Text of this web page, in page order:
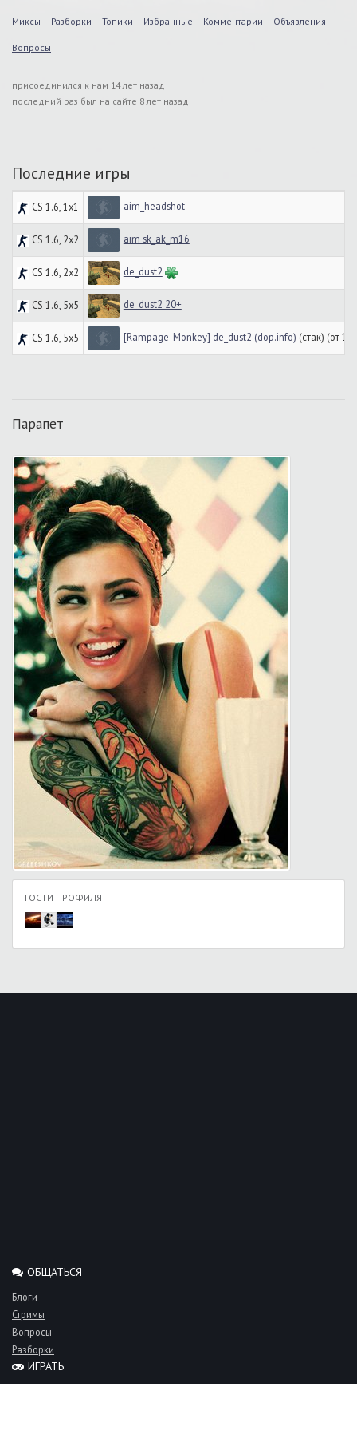
Миксы Разборки Топики Избранные Комментарии Объявления
Вопросы
присоединился к нам 14 лет назад
последний раз был на сайте 8 лет назад
Последние игры
CS 1.6, 1x1 aim_headshot
CS 1.6, 2x2 aim sk_ak_m16
CS 1.6, 2x2 de_dust2
CS 1.6, 5x5 de_dust2 20+
CS 1.6, 5x5 [Rampage-Monkey] de_dust2 (dop.info) (стак) (от
Парапет
ГОСТИ ПРОФИЛЯ
ОБЩАТЬСЯ
Блоги
Стримы
Вопросы
Разборки
ИГРАТЬ